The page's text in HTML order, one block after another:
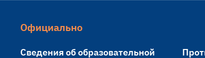
Официально
Сведения об образовательной